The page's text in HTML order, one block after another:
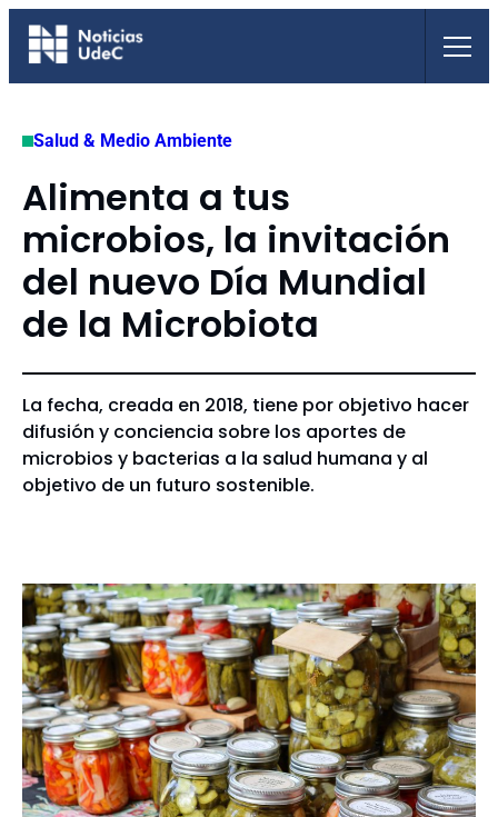
Saltar
Salud & Medio Ambiente
Alimenta a tus
microbios, la invitación
del nuevo Día Mundial
de la Microbiota
La fecha, creada en 2018, tiene por objetivo hacer
difusión y conciencia sobre los aportes de
microbios y bacterias a la salud humana y al
objetivo de un futuro sostenible.